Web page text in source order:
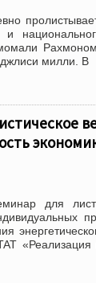
милли. В
для
«Реализация